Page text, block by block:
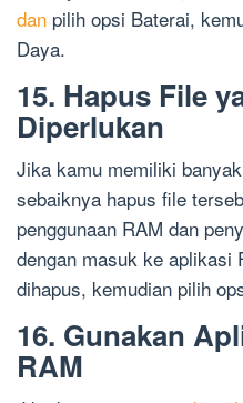
dan pilih opsi Baterai,
Daya.
15. Hapus File
Diperlukan
Jika kamu memiliki banyak
sebaiknya hapus file
penggunaan RAM dan
dengan masuk ke aplikasi
dihapus, kemudian pilih
16. Gunakan
RAM